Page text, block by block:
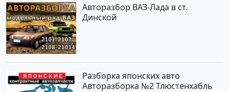
Авторазбор ВАЗ-Лада в ст.
Динской
Разборка японских авто
Авторазборка №2 Тлюстенхабль